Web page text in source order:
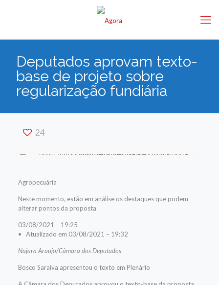
Deputados aprovam texto-
base de projeto sobre
regularização fundiária
24
Agropecuária
Neste momento, estão em análise os destaques que podem
alterar pontos da proposta
03/08/2021 – 19:25
• Atualizado em 03/08/2021 – 19:32
Najara Araujo/Câmara dos Deputados
Bosco Saraiva apresentou o texto em Plenário